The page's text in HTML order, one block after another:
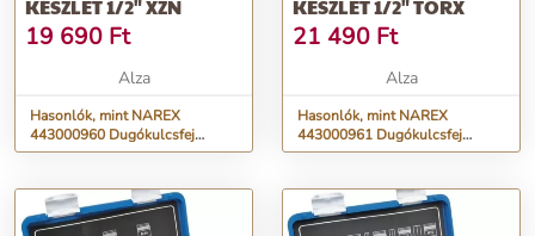
KÉSZLET 1/2" XZN
19 690 Ft
Alza
Hasonlók, mint NAREX
443000960 Dugókulcsfej
készlet 1/2" XZN
KÉSZLET 1/2" TORX
21 490 Ft
Alza
Hasonlók, mint NAREX
443000961 Dugókulcsfej
készlet 1/2" TORX